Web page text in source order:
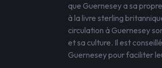
que Guernesey a sa
à la livre sterling
circulation à Guernesey
et sa culture. Il est
Guernesey pour faciliter